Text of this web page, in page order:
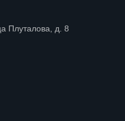
Плуталова, д. 8